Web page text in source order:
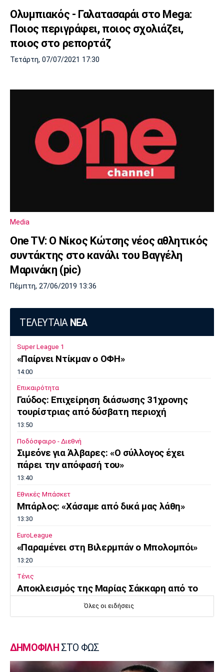
Ολυμπιακός - Γαλατασαράι στο Mega:
Ποιος περιγράφει, ποιος σχολιάζει,
ποιος στο ρεπορτάζ
Τετάρτη, 07/07/2021 17:30
Media
One TV: Ο Νίκος Κώτσης νέος αθλητικός
συντάκτης στο κανάλι του Βαγγέλη
Μαρινάκη (pic)
Πέμπτη, 27/06/2019 13:36
ΤΕΛΕΥΤΑΙΑ ΝΕΑ
Super League 1
«Παίρνει Ντίκμαν ο ΟΦΗ»
14:00
Επικαιρότητα
Γαύδος: Επιχείρηση διάσωσης 31χρονης
τουρίστριας από δύσβατη περιοχή
13:50
Ποδόσφαιρο - Διεθνή
Σιμεόνε για Άλβαρες: «Ο σύλλογος έχει
πάρει την απόφασή του»
13:40
Εθνικές Μπάσκετ
Μπάρλος: «Χάσαμε από δικά μας λάθη»
13:30
EuroLeague
«Παραμένει στη Βιλερμπάν ο Μπολομπόι»
13:20
Τένις
Αποκλεισμός της Μαρίας Σάκκαρη από το
τουρνουά του Τορόντο
Ευρωμπάσκετ U16: Ελλάδα-Δανία απόψε για
την πρώτη θέση στον όμιλο
13:00
Όλες οι ειδήσεις
ΔΗΜΟΦΙΛΗ ΣΤΟ ΦΩΣ